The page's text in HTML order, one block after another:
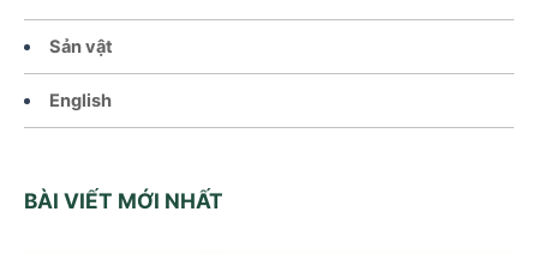
Sản vật
English
BÀI VIẾT MỚI NHẤT